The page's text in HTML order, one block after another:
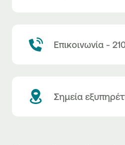
Επικοινωνία -
Σημεία